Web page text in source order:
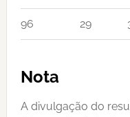
96 29
Nota
A divulgação do